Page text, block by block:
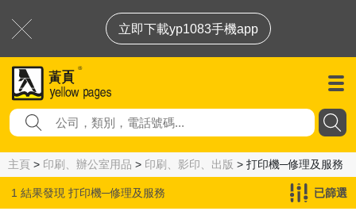
立即下載yp1083手機app
主頁 > 印刷、辦公室用品 > 印刷、影印、出版 > 打印機─修理及服務
1 結果發現 打印機─修理及服務 已篩選